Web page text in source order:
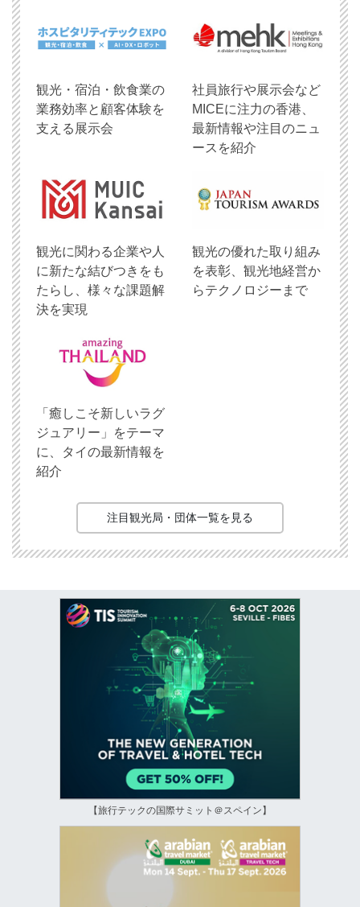
観光・宿泊・飲食業の
業務効率と顧客体験を
支える展示会
社員旅行や展示会など
MICEに注力の香港、
最新情報や注目のニュ
ースを紹介
観光に関わる企業や人
に新たな結びつきをも
たらし、様々な課題解
決を実現
観光の優れた取り組み
を表彰、観光地経営か
らテクノロジーまで
「癒しこそ新しいラグ
ジュアリー」をテーマ
に、タイの最新情報を
紹介
注目観光局・団体一覧を見る
【旅行テックの国際サミット＠スペイン】